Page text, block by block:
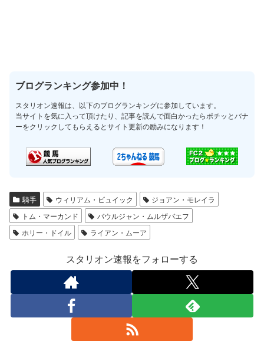
ブログランキング参加中！
スタリオン速報は、以下のブログランキングに参加しています。
当サイトを気に入って頂けたり、記事を読んで面白かったらポチッとバナ
ーをクリックしてもらえるとサイト更新の励みになります！
騎手 ウィリアム・ビュイック
ジョアン・モレイラ
トム・マーカンド
バウルジャン・ムルザバエフ
ホリー・ドイル
ライアン・ムーア
スタリオン速報をフォローする